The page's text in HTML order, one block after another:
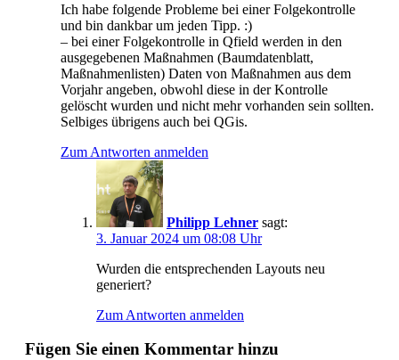
Ich habe folgende Probleme bei einer Folgekontrolle
und bin dankbar um jeden Tipp. :)
– bei einer Folgekontrolle in Qfield werden in den
ausgegebenen Maßnahmen (Baumdatenblatt,
Maßnahmenlisten) Daten von Maßnahmen aus dem
Vorjahr angeben, obwohl diese in der Kontrolle
gelöscht wurden und nicht mehr vorhanden sein sollten.
Selbiges übrigens auch bei QGis.
Zum Antworten anmelden
Philipp Lehner sagt:
3. Januar 2024 um 08:08 Uhr
Wurden die entsprechenden Layouts neu
generiert?
Zum Antworten anmelden
Fügen Sie einen Kommentar hinzu